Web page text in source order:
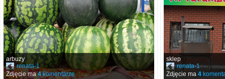
arbuzy
renata-1
Zdjęcie ma4komentarze
sklep
renata-1
Zdjęcie ma 4